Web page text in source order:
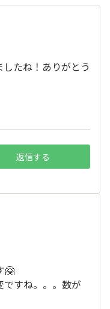
たね！ありがとう
返信する
🤗
ですね。。。数が